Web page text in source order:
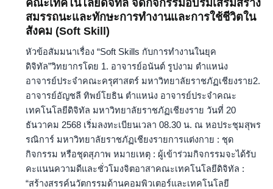
คณะเทคโนโลยีดิจิทัล จัดกิจกรรมอบรมเสริมสร้าง
สมรรถนะและทักษะการทำงานและการใช้ชีวิตใน
สังคม (Soft Skill)
หัวข้อสัมมนาเรื่อง “Soft Skills กับการทำงานในยุค
ดิจิทัล”วิทยากรโดย 1. อาจารย์อนันต์ รูปงาม ตำแหน่ง
อาจารย์ประจำคณะครุศาสตร์ มหาวิทยาลัยราชภัฏเชียงราย2.
อาจารย์อัญชลี ทิพย์โยธิน ตำแหน่ง อาจารย์ประจำคณะ
เทคโนโลยีดิจิทัล มหาวิทยาลัยราชภัฏเชียงราย วันที่ 20
ธันวาคม 2568 เริ่มลงทะเบียนเวลา 08.30 น. ณ หอประชุมสุพร
รณิการ์ มหาวิทยาลัยราชภัฏเชียงรายการแต่งกาย : ชุด
กิจกรรม หรือชุดสุภาพ หมายเหตุ : ผู้เข้าร่วมกิจกรรมจะได้รับ
คะแนนความดีและชั่วโมงจิตอาสาคณะเทคโนโลยีดิจิทัล :
“สร้างสรรค์นวัตกรรมด้านคอมพิวเตอร์และเทคโนโลยี
ชีวิต
ใน